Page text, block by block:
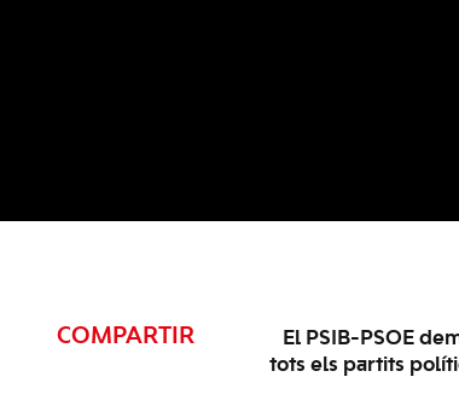
COMPARTIR
El PSIB-PSOE
tots els partits